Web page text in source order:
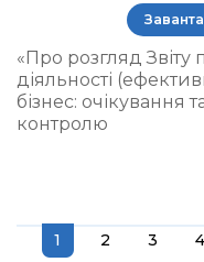
«Про розгляд Звіту
діяльності
бізнес: очікування
контролю
1 2 3 4